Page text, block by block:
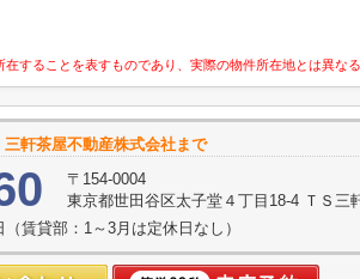
することを表すものであり、実際の物件所在地とは異なる
三軒茶屋不動産株式会社まで
〒154-0004
東京都世田谷区太子堂４丁目18-4 ＴＳ三
賃貸部：1～3月は定休日なし）